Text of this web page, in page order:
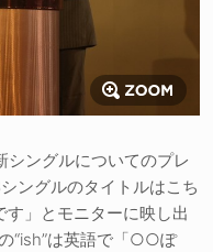
シングルについてのプレ
ングルのタイトルはこち
」とモニターに映し出
“ish”は英語で「○○ぽ